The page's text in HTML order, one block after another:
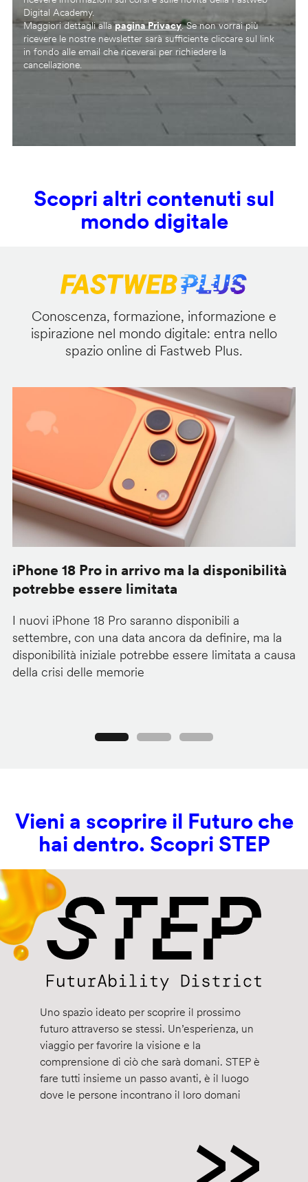
Digital Academy.
Maggiori dettagli allapagina Privacy. Se non vorrai più
ricevere le nostre newsletter sarà sufficiente cliccare sul link
in fondo alle email che riceverai per richiedere la
cancellazione.
Scopri altri contenuti sul
mondo digitale
Conoscenza, formazione, informazione e
ispirazione nel mondo digitale: entra nello
spazio online di Fastweb Plus.
iPhone 18 Pro in arrivo ma la disponibilità
potrebbe essere limitata
I nuovi iPhone 18 Pro saranno disponibili a
settembre, con una data ancora da definire, ma la
disponibilità iniziale potrebbe essere limitata a causa
della crisi delle memorie
Vieni a scoprire il Futuro che
hai dentro. Scopri STEP
Uno spazio ideato per scoprire il prossimo
futuro attraverso se stessi. Un’esperienza, un
viaggio per favorire la visione e la
comprensione di ciò che sarà domani. STEP è
fare tutti insieme un passo avanti, è il luogo
dove le persone incontrano il loro domani